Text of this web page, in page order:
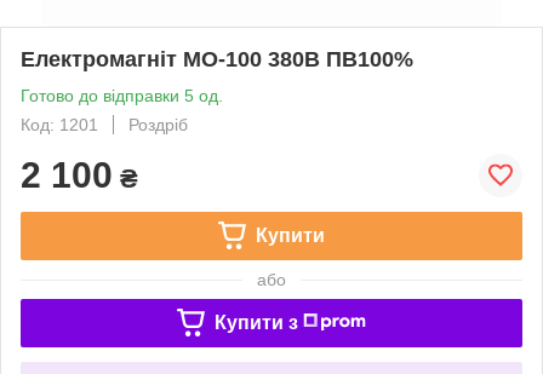
Електромагніт МО-100 380В ПВ100%
Готово до відправки 5 од.
Код: 1201
Роздріб
2 100 ₴
Купити
або
Купити з